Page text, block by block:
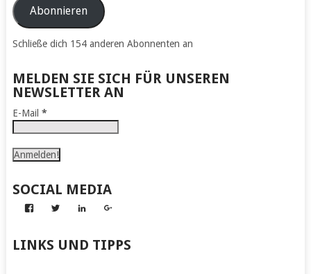
AdresseAbonnieren
Schließe dich 154 anderen Abonnenten an
MELDEN SIE SICH FÜR UNSEREN
NEWSLETTER AN
E-Mail *
SOCIAL MEDIA
Profil
Nachmachen
Profil
Kapff
Profil
Kapff
Profil
Kapff
LINKS UND TIPPS